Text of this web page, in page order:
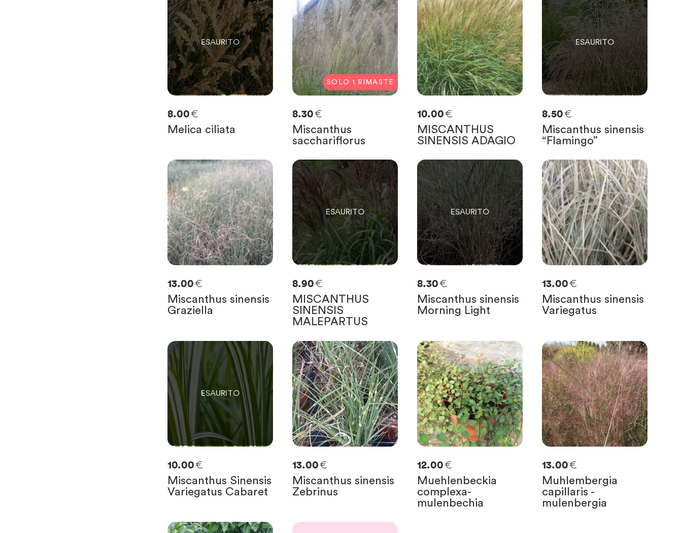
SOLO0RIMASTE
8.00€
Melica ciliata
SOLO 1 RIMASTE
8.30€
Miscanthus
sacchariflorus
10.00€
MISCANTHUS
SINENSIS ADAGIO
SOLO 0 RIMASTE
8.50€
Miscanthus sinensis
“Flamingo”
13.00€
Miscanthus sinensis
Graziella
0
SOLO
RIMASTE
8.90€
MISCANTHUS
SINENSIS
MALEPARTUS
0
SOLO
0RIMASTE
8.30€
Miscanthus sinensis
Morning Light
13.00€
Miscanthus sinensis
Variegatus
0
SOLO
RIMASTE
10.00€
Miscanthus Sinensis
Variegatus Cabaret
13.00€
Miscanthus sinensis
Zebrinus
12.00€
Muehlenbeckia
complexa-
mulenbechia
13.00€
Muhlembergia
capillaris -
mulenbergia